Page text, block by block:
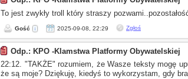
To jest zwykły troll który straszy
Gość 2025-09-08, 22:29 Zgłoś
Odp.: KPO -Klamstwa Platformy Obywatelskiej
22:12. "TAKŻE" rozumiem, że Wasze teksty mogę
że są moje? Dziękuję, kiedyś to wykorzystam, gdy